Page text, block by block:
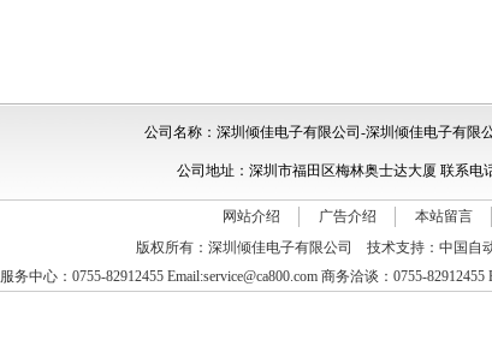
公司名称：深圳倾佳电子有限公司-深圳倾佳电子有限
公司地址：深圳市福田区梅林奥士达大厦 联系电
网站介绍 广告介绍 本站留言
版权所有：深圳倾佳电子有限公司 技术支持：中国自
服务中心：0755-82912455 Email:service@ca800.com 商务洽谈：0755-